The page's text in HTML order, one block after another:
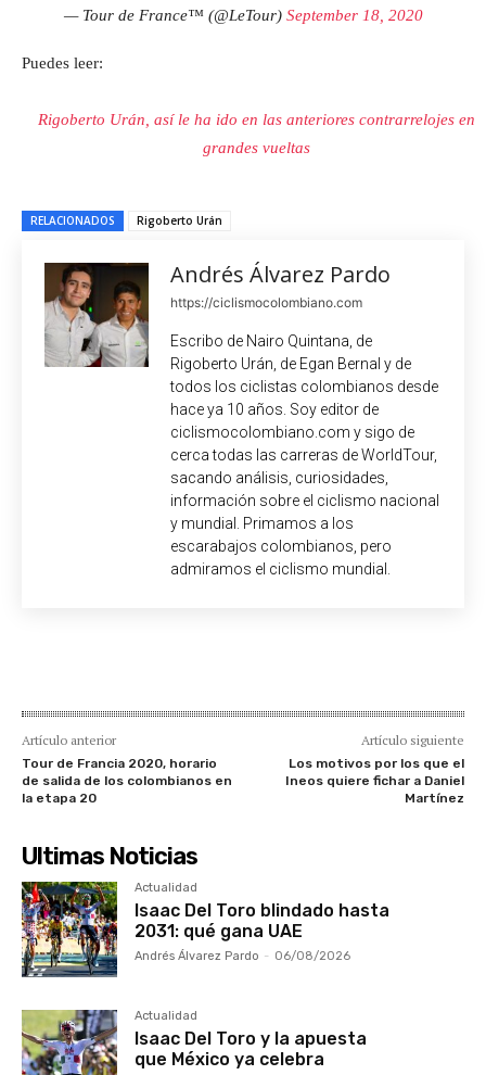
— Tour de France™ (@LeTour) September 18, 2020
Puedes leer:
Rigoberto Urán, así le ha ido en las anteriores contrarrelojes en
grandes vueltas
RELACIONADOS Rigoberto Urán
Andrés Álvarez Pardo
https://ciclismocolombiano.com
Escribo de Nairo Quintana, de
Rigoberto Urán, de Egan Bernal y de
todos los ciclistas colombianos desde
hace ya 10 años. Soy editor de
ciclismocolombiano.com y sigo de
cerca todas las carreras de WorldTour,
sacando análisis, curiosidades,
información sobre el ciclismo nacional
y mundial. Primamos a los
escarabajos colombianos, pero
admiramos el ciclismo mundial.
Artículo anterior
Tour de Francia 2020, horario
de salida de los colombianos en
la etapa 20
Artículo siguiente
Los motivos por los que el
Ineos quiere fichar a Daniel
Martínez
Ultimas Noticias
Actualidad
Isaac Del Toro blindado hasta
2031: qué gana UAE
Andrés Álvarez Pardo - 06/08/2026
Actualidad
Isaac Del Toro y la apuesta
que México ya celebra